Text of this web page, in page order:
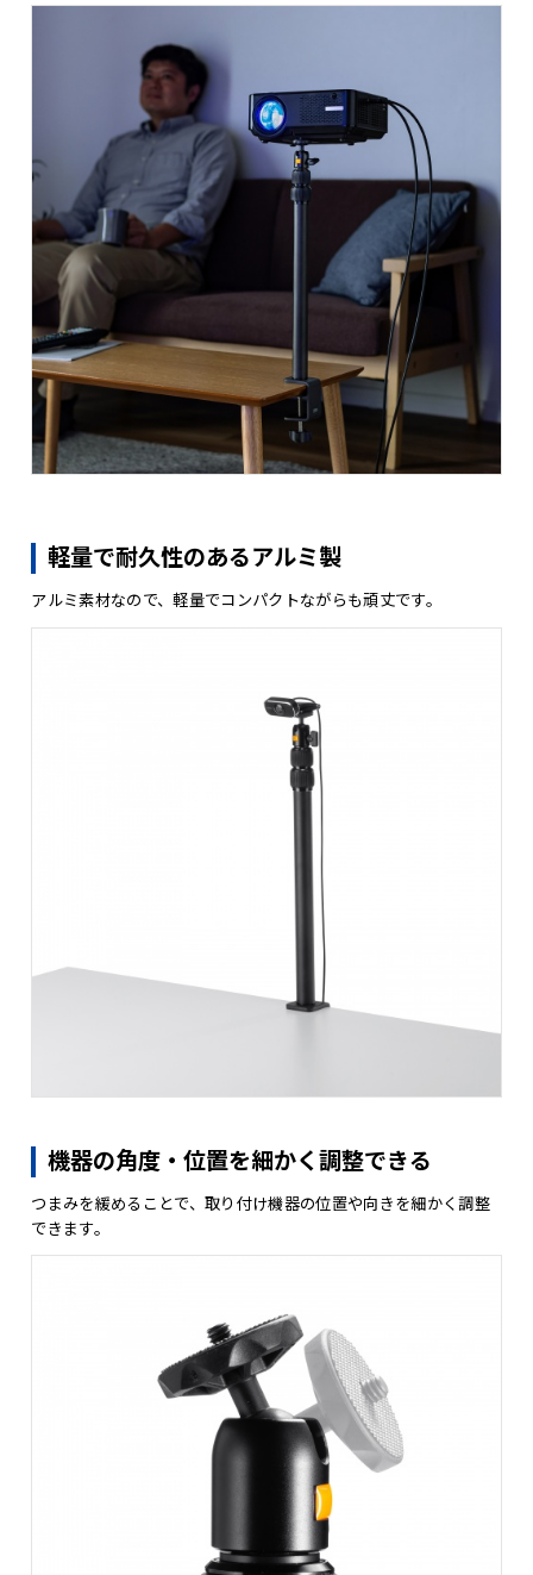
軽量で耐久性のあるアルミ製
アルミ素材なので、軽量でコンパクトながらも頑丈です。
機器の角度・位置を細かく調整できる
つまみを緩めることで、取り付け機器の位置や向きを細かく調整
できます。